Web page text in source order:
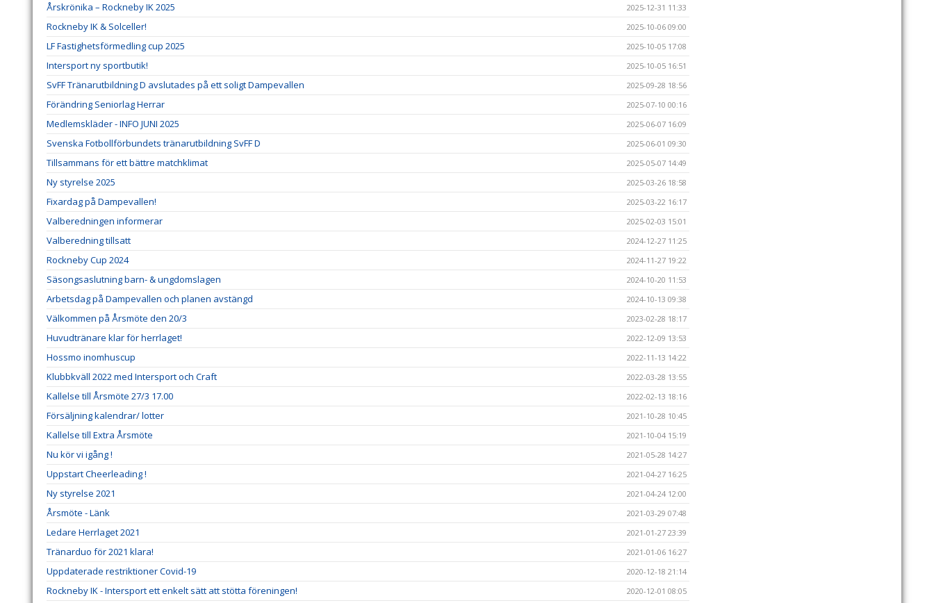
Årskrönika – Rockneby IK 2025 2025-12-31 11:33
Rockneby IK & Solceller! 2025-10-06 09:00
LF Fastighetsförmedling cup 2025 2025-10-05 17:08
Intersport ny sportbutik! 2025-10-05 16:51
SvFF Tränarutbildning D avslutades på ett soligt Dampevallen 2025-09-28 18:56
Förändring Seniorlag Herrar 2025-07-10 00:16
Medlemskläder - INFO JUNI 2025 2025-06-07 16:09
Svenska Fotbollförbundets tränarutbildning SvFF D 2025-06-01 09:30
Tillsammans för ett bättre matchklimat 2025-05-07 14:49
Ny styrelse 2025 2025-03-26 18:58
Fixardag på Dampevallen! 2025-03-22 16:17
Valberedningen informerar 2025-02-03 15:01
Valberedning tillsatt 2024-12-27 11:25
Rockneby Cup 2024 2024-11-27 19:22
Säsongsaslutning barn- & ungdomslagen 2024-10-20 11:53
Arbetsdag på Dampevallen och planen avstängd 2024-10-13 09:38
Välkommen på Årsmöte den 20/3 2023-02-28 18:17
Huvudtränare klar för herrlaget! 2022-12-09 13:53
Hossmo inomhuscup 2022-11-13 14:22
Klubbkväll 2022 med Intersport och Craft 2022-03-28 13:55
Kallelse till Årsmöte 27/3 17.00 2022-02-13 18:16
Försäljning kalendrar/ lotter 2021-10-28 10:45
Kallelse till Extra Årsmöte 2021-10-04 15:19
Nu kör vi igång ! 2021-05-28 14:27
Uppstart Cheerleading ! 2021-04-27 16:25
Ny styrelse 2021 2021-04-24 12:00
Årsmöte - Länk 2021-03-29 07:48
Ledare Herrlaget 2021 2021-01-27 23:39
Tränarduo för 2021 klara! 2021-01-06 16:27
Uppdaterade restriktioner Covid-19 2020-12-18 21:14
Rockneby IK - Intersport ett enkelt sätt att stötta föreningen! 2020-12-01 08:05